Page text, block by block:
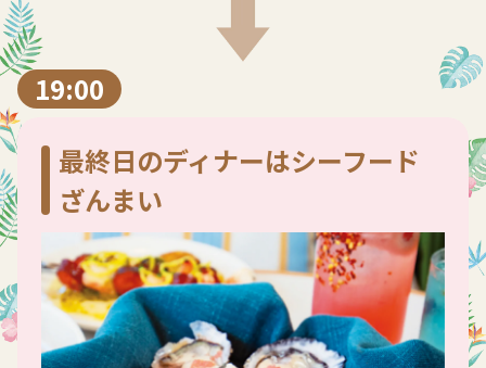
19:00
最終日のディナーはシーフード
ざんまい